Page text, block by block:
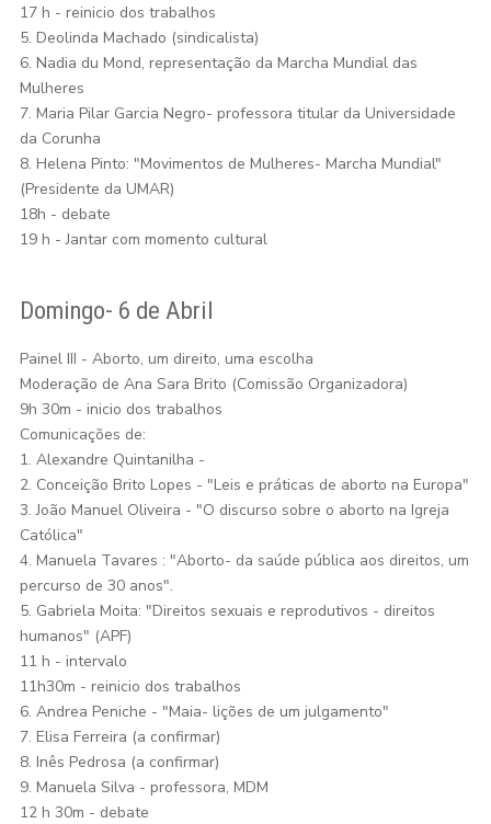
17 h - reinicio dos trabalhos
5. Deolinda Machado (sindicalista)
6. Nadia du Mond, representação da Marcha Mundial das
Mulheres
7. Maria Pilar Garcia Negro- professora titular da Universidade
da Corunha
8. Helena Pinto: "Movimentos de Mulheres- Marcha Mundial"
(Presidente da UMAR)
18h - debate
19 h - Jantar com momento cultural
Domingo- 6 de Abril
Painel III - Aborto, um direito, uma escolha
Moderação de Ana Sara Brito (Comissão Organizadora)
9h 30m - inicio dos trabalhos
Comunicações de:
1. Alexandre Quintanilha -
2. Conceição Brito Lopes - "Leis e práticas de aborto na Europa"
3. João Manuel Oliveira - "O discurso sobre o aborto na Igreja
Católica"
4. Manuela Tavares : "Aborto- da saúde pública aos direitos, um
percurso de 30 anos".
5. Gabriela Moita: "Direitos sexuais e reprodutivos - direitos
humanos" (APF)
11 h - intervalo
11h30m - reinicio dos trabalhos
6. Andrea Peniche - "Maia- lições de um julgamento"
7. Elisa Ferreira (a confirmar)
8. Inês Pedrosa (a confirmar)
9. Manuela Silva - professora, MDM
12 h 30m - debate